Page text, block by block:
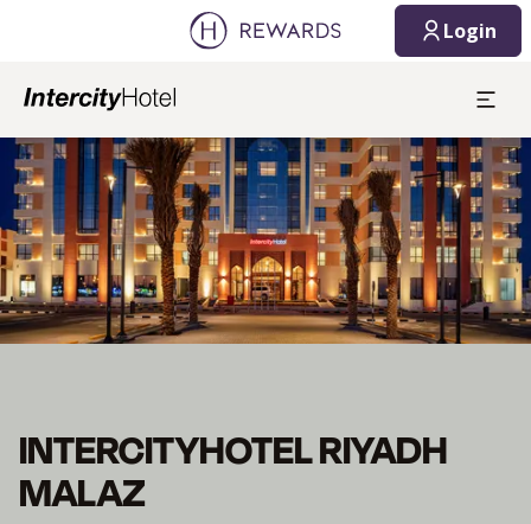
Login
Slide 1 af 1
INTERCITYHOTEL RIYADH
MALAZ